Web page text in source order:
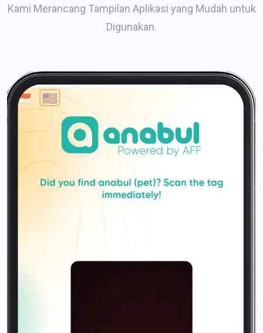
Kami Merancang Tampilan Aplikasi yang Mudah untuk
Digunakan.